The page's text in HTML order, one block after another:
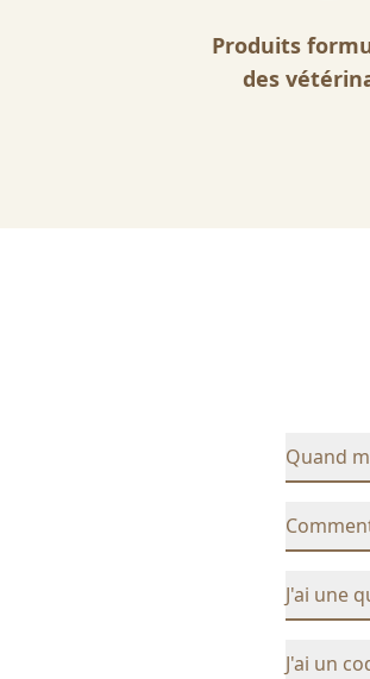
Produits
des
Quand
J'ai une
J'ai un